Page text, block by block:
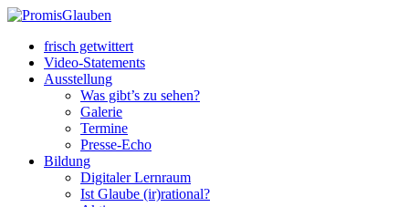
frisch getwittert
Video-Statements
Ausstellung
Was gibt’s zu sehen?
Galerie
Termine
Presse-Echo
Bildung
Digitaler Lernraum
Ist Glaube (ir)rational?